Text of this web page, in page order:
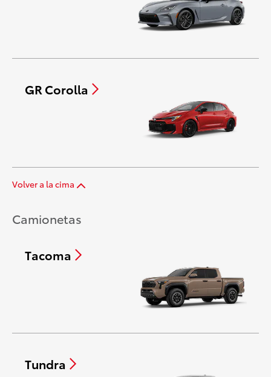
GR Corolla
Volver a la cima
Camionetas
Tacoma
Tundra